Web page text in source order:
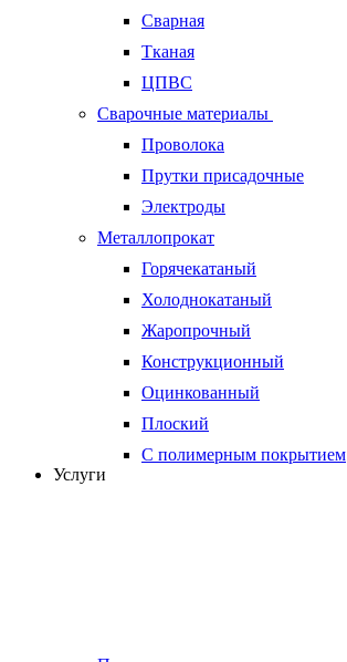
Сварная
Тканая
ЦПВС
Сварочные материалы
Проволока
Прутки присадочные
Электроды
Металлопрокат
Горячекатаный
Холоднокатаный
Жаропрочный
Конструкционный
Оцинкованный
Плоский
С полимерным покрытием
Услуги